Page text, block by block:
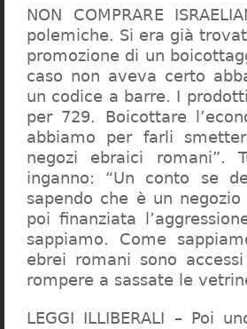
NON COMPRARE
polemiche. Si era già
promozione di un
caso non aveva certo
un codice a barre. I
per 729. Boicottare
abbiamo per farli
negozi ebraici romani”.
inganno: “Un conto se
sapendo che è un
poi finanziata
sappiamo. Come
ebrei romani sono
rompere a sassate le
LEGGI ILLIBERALI – Poi